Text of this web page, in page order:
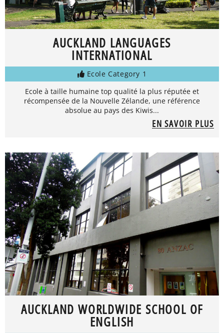
AUCKLAND LANGUAGES
INTERNATIONAL
Ecole Category 1
Ecole à taille humaine top qualité la plus réputée et
récompensée de la Nouvelle Zélande, une référence
absolue au pays des Kiwis...
EN SAVOIR PLUS
AUCKLAND WORLDWIDE SCHOOL OF
ENGLISH